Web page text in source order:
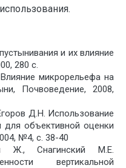
и их влияние
280 с.
микрорельефа на
Почвоведение, 2008,
Д.Н. Использование
для объективной оценки
№4, с. 38-40
Ж., Снагинский М.Е.
вертикальной